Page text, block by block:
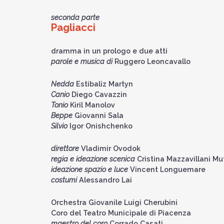
seconda parte
Pagliacci
dramma in un prologo e due atti
parole e musica diRuggero Leoncavallo
Nedda Estibaliz Martyn
Canio Diego Cavazzin
Tonio Kiril Manolov
Beppe Giovanni Sala
Silvio Igor Onishchenko
direttore Vladimir Ovodok
regia e ideazione scenica Cristina Mazzavillani
ideazione spazio e luce Vincent Longuemare
costumiAlessandro Lai
Orchestra Giovanile Luigi Cherubini
Coro del Teatro Municipale di Piacenza